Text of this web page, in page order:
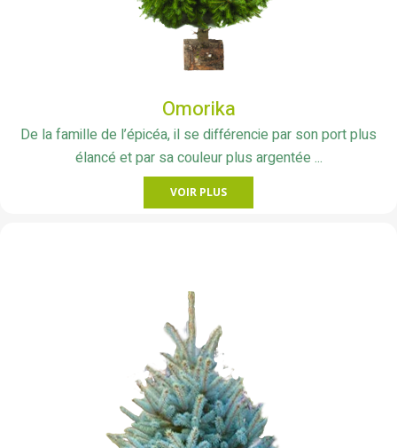
Omorika
De la famille de l’épicéa, il se différencie par son port plus
élancé et par sa couleur plus argentée ...
VOIR PLUS